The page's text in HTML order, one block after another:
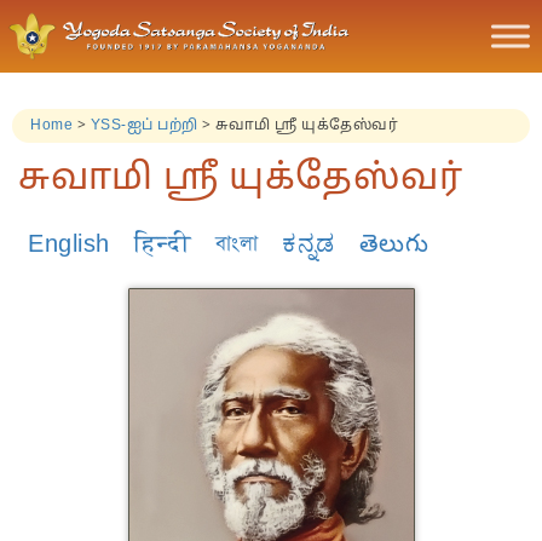
Home > YSS-ஐப் பற்றி > சுவாமி ஸ்ரீ யுக்தேஸ்வர்
சுவாமி ஸ்ரீ யுக்தேஸ்வர்
English हिन्दी বাংলা ಕನ್ನಡ తెలుగు